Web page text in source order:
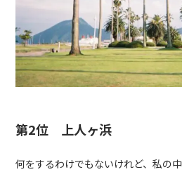
第2位 上人ヶ浜
何をするわけでもないけれど、私の